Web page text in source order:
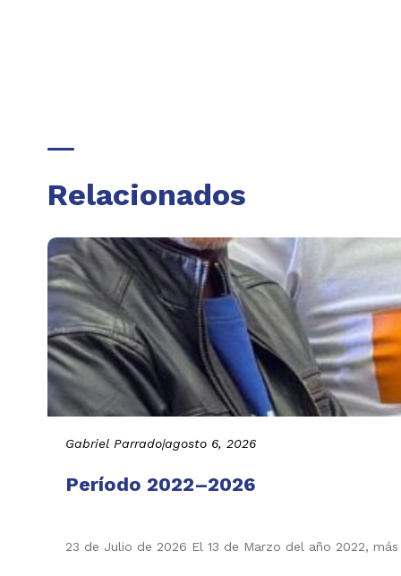
Relacionados
Gabriel Parrado|agosto 6, 2026
Período 2022–2026
23 de Julio de 2026 El 13 de Marzo del año 2022,